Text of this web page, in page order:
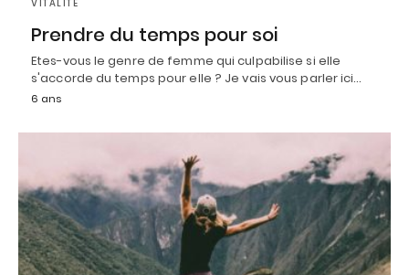
VITALITÉ
Prendre du temps pour soi
Etes-vous le genre de femme qui culpabilise si elle
s'accorde du temps pour elle ? Je vais vous parler ici…
6 ans